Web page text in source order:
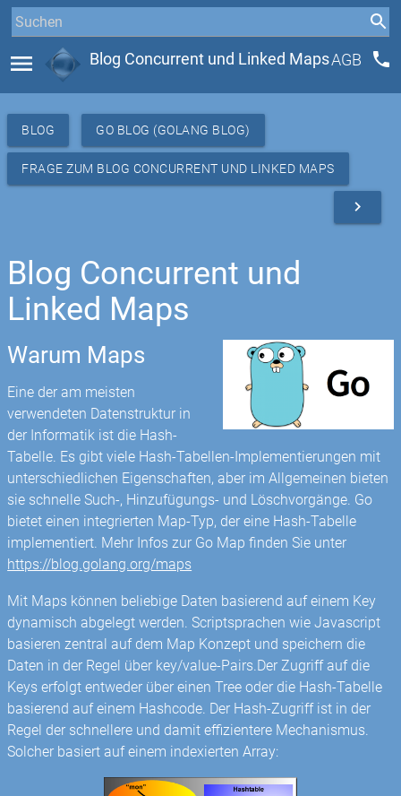
menu Blog Concurrent und Linked MapsAGB phone
BLOG GO BLOG (GOLANG BLOG)
FRAGE ZUM BLOG CONCURRENT UND LINKED MAPS
navigate_next
Blog Concurrent und
Linked Maps
Warum Maps
Eine der am meisten
verwendeten Datenstruktur in
der Informatik ist die Hash-
Tabelle. Es gibt viele Hash-Tabellen-Implementierungen mit
unterschiedlichen Eigenschaften, aber im Allgemeinen bieten
sie schnelle Such-, Hinzufügungs- und Löschvorgänge. Go
bietet einen integrierten Map-Typ, der eine Hash-Tabelle
implementiert. Mehr Infos zur Go Map finden Sie unter
https://blog.golang.org/maps
Mit Maps können beliebige Daten basierend auf einem Key
dynamisch abgelegt werden. Scriptsprachen wie Javascript
basieren zentral auf dem Map Konzept und speichern die
Daten in der Regel über key/value-Pairs.Der Zugriff auf die
Keys erfolgt entweder über einen Tree oder die Hash-Tabelle
basierend auf einem Hashcode. Der Hash-Zugriff ist in der
Regel der schnellere und damit effizientere Mechanismus.
Solcher basiert auf einem indexierten Array: